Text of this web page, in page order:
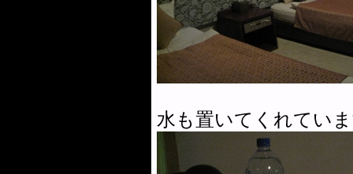
水も置いてくれてい